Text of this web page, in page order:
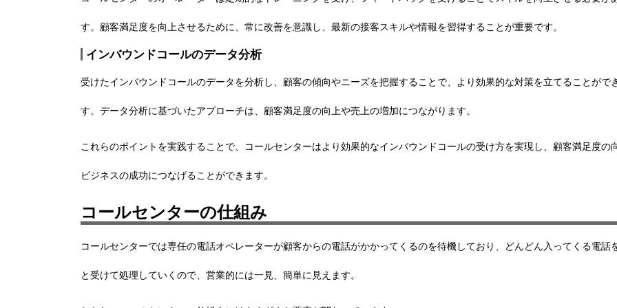
す。顧客満足度を向上させるために、常に改善を意識し、最新の接客スキルや情報を習得することが重要です。
インバウンドコールのデータ分析
受けたインバウンドコールのデータを分析し、顧客の傾向やニーズを把握することで、より効果的な対策を立てることがで
す。データ分析に基づいたアプローチは、顧客満足度の向上や売上の増加につながります。
これらのポイントを実践することで、コールセンターはより効果的なインバウンドコールの受け方を実現し、顧客満足度の
ビジネスの成功につなげることができます。
コールセンターの仕組み
コールセンターでは専任の電話オペレーターが顧客からの電話がかかってくるのを待機しており、どんどん入ってくる電話
と受けて処理していくので、営業的には一見、簡単に見えます。